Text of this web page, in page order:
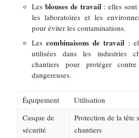
Lesblouses de travail : elles sont
les laboratoires et les
pour éviter les contaminations.
Lescombinaisons de travail :
utilisées dans les industries
chantiers pour protéger
dangereuses.
Équipement
Utilisation
Casque de
sécurité
Protection de la tête
chantiers